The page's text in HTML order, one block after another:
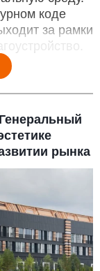
коде
за рамки
рынка